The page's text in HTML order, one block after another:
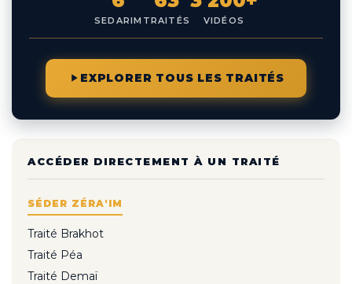
SEDARIM TRAITÉS VIDÉOS
EXPLORER TOUS LES TRAITÉS
ACCÉDER DIRECTEMENT À UN TRAITÉ
SÉDER ZÉRA'IM
Traité Brakhot
Traité Péa
Traité Demaï